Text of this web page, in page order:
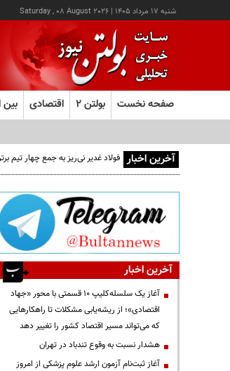
شنبه ۱۷ مرداد ۱۴۰۵ |
Saturday , 08 August 2026
صفحه نخست بولتن ۲ اقتصادی بین
آخرین اخبار فولاد غدیر نی‌ریز به جمع چهار تیم
آخرین اخبار
آغاز یک سلسله‌کلیپ ۱۰ قسمتی با محور «جهاد
اقتصادی»؛ از ریشه‌یابی مشکلات تا راهکارهایی
که می‌تواند مسیر اقتصاد کشور را تغییر دهد
هشدار نسبت به وقوع تندباد در تهران
آغاز ثبت‌نام آزمون ارشد علوم پزشکی از امروز